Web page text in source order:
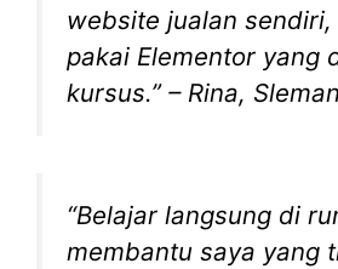
website jualan
pakai Elementor yang
kursus.” – Rina, Sleman
“Belajar langsung di
membantu saya yang